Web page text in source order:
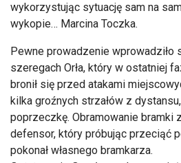
wykorzystując sytuację sam na
wykopie… Marcina Toczka.
Pewne prowadzenie wprowadziło
szeregach Orła, który w ostatniej
bronił się przed atakami
kilka groźnych strzałów z
poprzeczkę. Obramowanie bramki
defensor, który próbując przeciąć
pokonał własnego bramkarza.